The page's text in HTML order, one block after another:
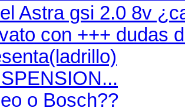
Astra gsi 2.0 8v
con +++ dudas
o Bosch??